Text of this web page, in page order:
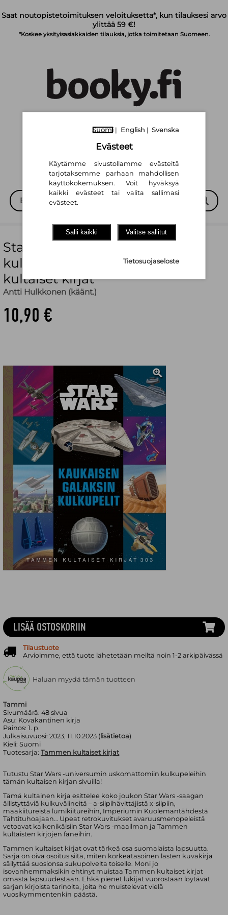
Saat noutopistetoimituksen veloituksetta*, kun tilauksesi arvo
ylittää 59 €!
*Koskee yksityisasiakkaiden tilauksia, jotka toimitetaan Suomeen.
Star Wars. Kaukaisen galaksin
kulkupelit. TKK 303 : Tammen
kultaiset kirjat
Antti Hulkkonen (käänt.)
10,90 €
Tammi
Sivumäärä:48 sivua
Asu: Kovakantinen kirja
Painos:1. p.
Julkaisuvuosi:2023, 11.10.2023 ( lisätietoa)
Kieli:Suomi
Tuotesarja: Tammen kultaiset kirjat
Tutustu Star Wars -universumin uskomattomiin kulkupeleihin
tämän kultaisen kirjan sivuilla!
Tämä kultainen kirja esittelee koko joukon Star Wars -saagan
ällistyttäviä kulkuvälineitä – a-siipihävittäjistä x-siipiin,
maakiitureista lumikiitureihin, Imperiumin Kuolemantähdestä
Tähtituhoajaan… Upeat retrokuvitukset avaruusmenopeleistä
vetoavat kaikenikäisiin Star Wars -maailman ja Tammen
kultaisten kirjojen faneihin.
Tammen kultaiset kirjat ovat tärkeä osa suomalaista lapsuutta.
Sarja on oiva osoitus siitä, miten korkeatasoinen lasten kuvakirja
säilyttää suosionsa sukupolvelta toiselle. Moni jo
isovanhemmaksikin ehtinyt muistaa Tammen kultaiset kirjat
omasta lapsuudestaan. Ehkä pienet lukijat vuorostaan löytävät
sarjan kirjoista tarinoita, joita he muistelevat vielä
vuosikymmentenkin päästä.
LISÄÄ OSTOSKORIIN
Tilaustuote
Arvioimme, että tuote lähetetään meiltä noin 1-2 arkipäivässä
Haluan myydä tämän tuotteen
Suomi | English | Svenska
Evästeet
Käytämme sivustollamme evästeitä
tarjotaksemme parhaan mahdollisen
käyttökokemuksen. Voit hyväksyä
kaikki evästeet tai valita sallimasi
evästeet.
Salli kaikki Valitse sallitut
Tietosuojaseloste